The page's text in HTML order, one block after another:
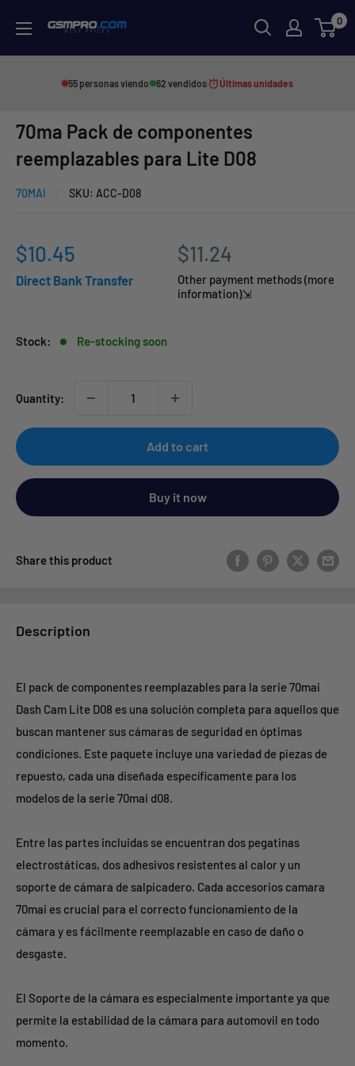
content
GSMPRO.CL
0
55 personas viendo 62 vendidos Últimas unidades
70ma Pack de componentes
reemplazables para Lite D08
70MAI SKU: ACC-D08
Sale
price
$10.45
Direct Bank Transfer
$11.24
Other payment methods (more
information)⇲
Stock: Re-stocking soon
Quantity:
Add to cart
Buy it now
Share this product
Description
El pack de componentes reemplazables para la serie 70mai
Dash Cam Lite D08 es una solución completa para aquellos que
buscan mantener sus cámaras de seguridad en óptimas
condiciones. Este paquete incluye una variedad de piezas de
repuesto, cada una diseñada específicamente para los
modelos de la serie 70mai d08.
Entre las partes incluidas se encuentran dos pegatinas
electrostáticas, dos adhesivos resistentes al calor y un
soporte de cámara de salpicadero. Cada accesorios camara
70mai es crucial para el correcto funcionamiento de la
cámara y es fácilmente reemplazable en caso de daño o
desgaste.
El Soporte de la cámara es especialmente importante ya que
permite la estabilidad de la cámara para automovil en todo
momento.